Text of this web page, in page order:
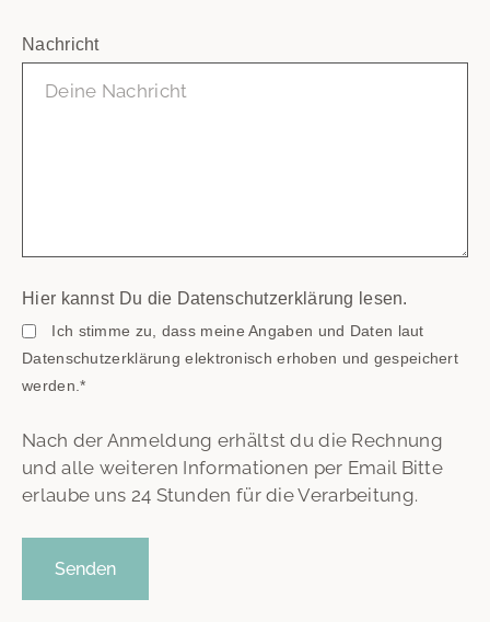
Nachricht
Hier kannst Du die Datenschutzerklärung lesen.
Ich stimme zu, dass meine Angaben und Daten laut
Datenschutzerklärung elektronisch erhoben und gespeichert
werden.*
Nach der Anmeldung erhältst du die Rechnung
und alle weiteren Informationen per Email Bitte
erlaube uns 24 Stunden für die Verarbeitung.
Senden